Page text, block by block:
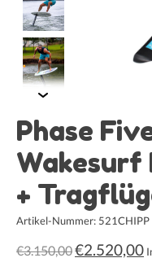
Phase
+
Artikel-Nummer: 521CHIPP
€3.150,00€2.520,00